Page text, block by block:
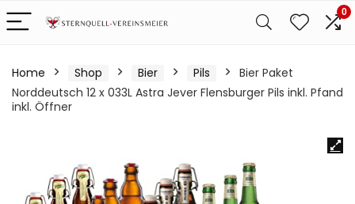
0
Home Shop Bier Pils
Bier Paket
Norddeutsch 12 x 033L Astra Jever Flensburger Pils inkl. Pfand
inkl. Öffner